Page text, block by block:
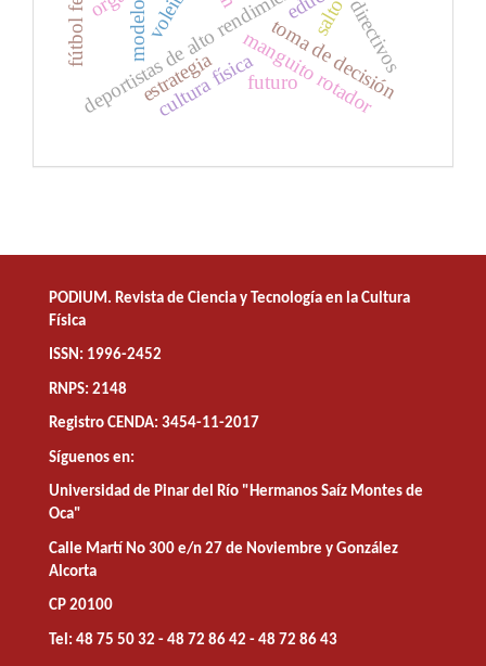
deportistas de alto rendimientomanguito rotador
toma de decisión
salto
cultura física
estrategia
directivos
modelo
futuro
PODIUM. Revista de Ciencia y Tecnología en la Cultura
Física
ISSN: 1996-2452
RNPS: 2148
Registro CENDA: 3454-11-2017
Síguenos en:
Universidad de Pinar del Río "Hermanos Saíz Montes de
Oca"
Calle Martí No 300 e/n 27 de Noviembre y González
Alcorta
CP 20100
Tel: 48 75 50 32 - 48 72 86 42 - 48 72 86 43